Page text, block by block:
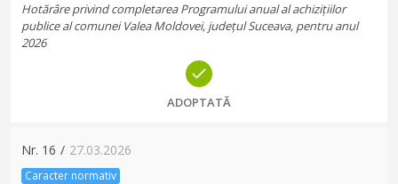
Hotărâre privind completarea Programului anual al achizițiilor
publice al comunei Valea Moldovei, județul Suceava, pentru anul
2026
ADOPTATĂ
Nr. 16 / 27.03.2026
Caracter normativ